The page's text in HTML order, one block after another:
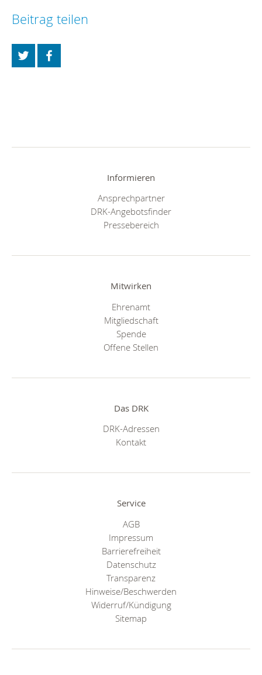
Beitrag teilen
Informieren
Ansprechpartner
DRK-Angebotsfinder
Pressebereich
Mitwirken
Ehrenamt
Mitgliedschaft
Spende
Offene Stellen
Das DRK
DRK-Adressen
Kontakt
Service
AGB
Impressum
Barrierefreiheit
Datenschutz
Transparenz
Hinweise/Beschwerden
Widerruf/Kündigung
Sitemap